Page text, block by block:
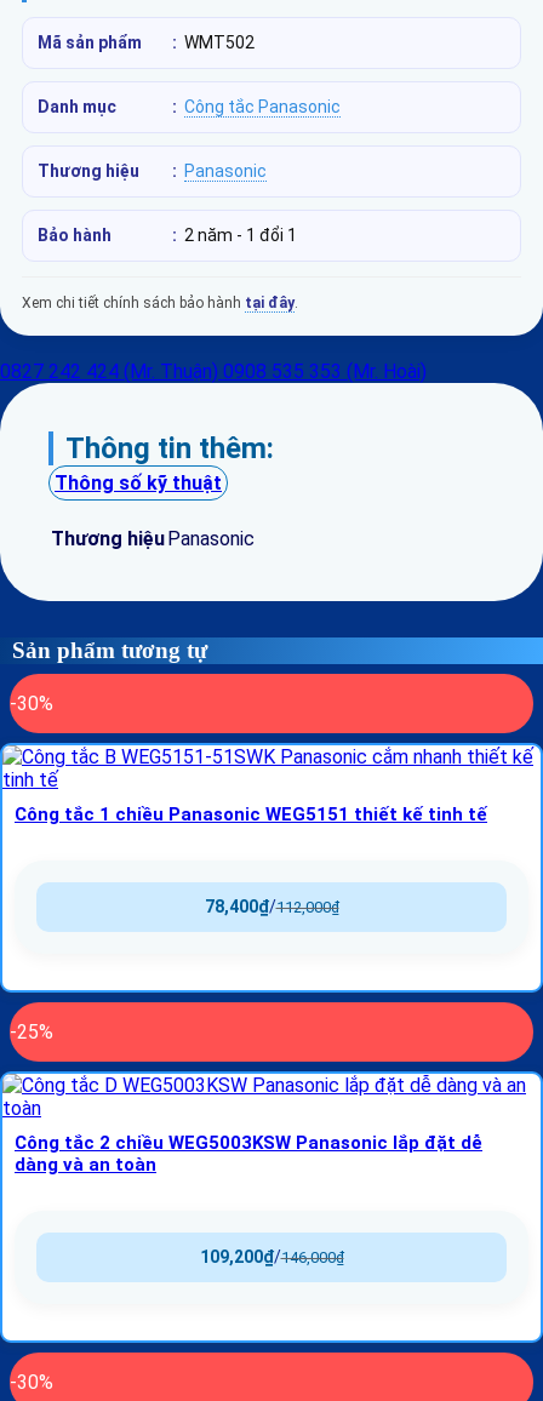
Mã sản phẩm : WMT502
Danh mục : Công tắc Panasonic
Thương hiệu : Panasonic
Bảo hành : 2 năm - 1 đổi 1
Xem chi tiết chính sách bảo hành tại đây.
0827 242 424 (Mr. Thuận) 0908 535 353 (Mr. Hoài)
Thông tin thêm:
Thông số kỹ thuật
Thương hiệuPanasonic
Sản phẩm tương tự
-30%
Công tắc 1 chiều Panasonic WEG5151 thiết kế tinh tế
112,000₫
/
78,400₫
-25%
Công tắc 2 chiều WEG5003KSW Panasonic lắp đặt dễ
dàng và an toàn
146,000₫
/
109,200₫
-30%